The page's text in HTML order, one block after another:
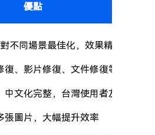
優點
不同場景最佳化，效果精準
復、影片修復、文件修復等多功能
文化完整，台灣使用者友善
張圖片，大幅提升效率